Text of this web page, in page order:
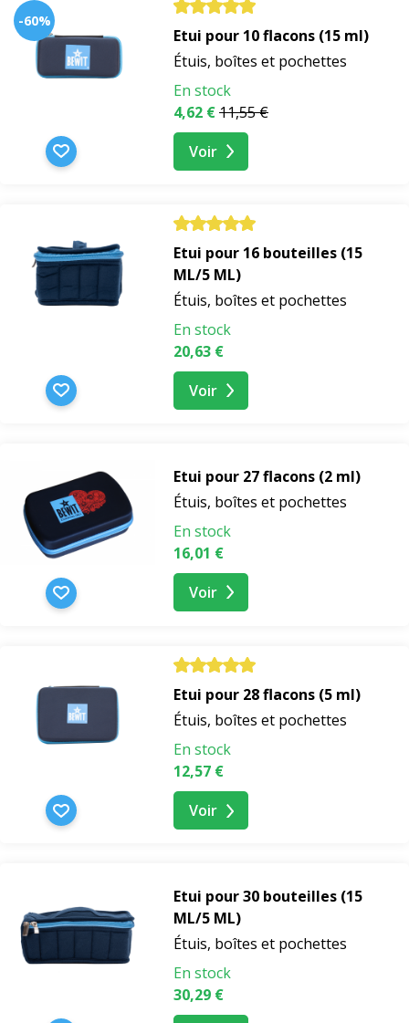
-60%
Etui pour 10 flacons (15 ml)
Étuis, boîtes et pochettes
En stock
4,62 €11,55 €
Voir
Etui pour 16 bouteilles (15
ML/5 ML)
Étuis, boîtes et pochettes
En stock
20,63 €
Voir
Etui pour 27 flacons (2 ml)
Étuis, boîtes et pochettes
En stock
16,01 €
Voir
Etui pour 28 flacons (5 ml)
Étuis, boîtes et pochettes
En stock
12,57 €
Voir
Etui pour 30 bouteilles (15
ML/5 ML)
Étuis, boîtes et pochettes
En stock
30,29 €